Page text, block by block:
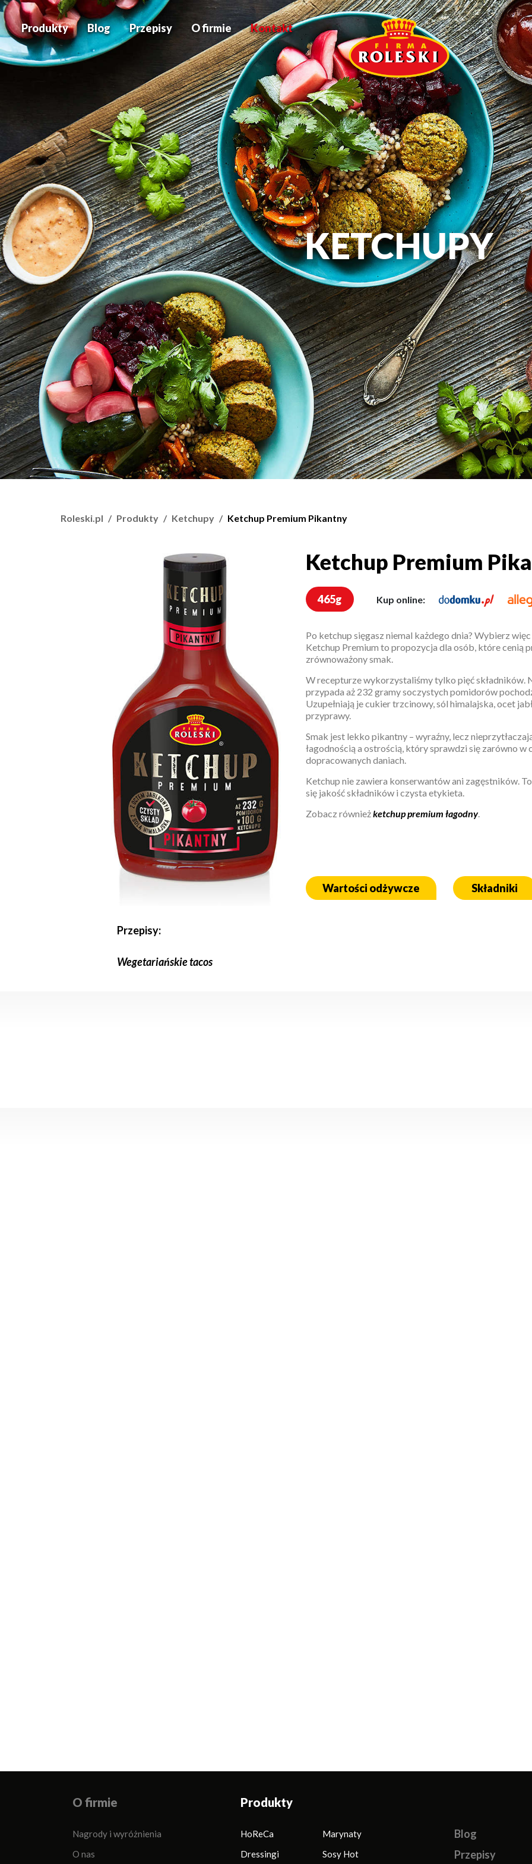
Produkty Blog Przepisy O firmie Kontakt
KETCHUPY
Roleski.pl Produkty Ketchupy Ketchup Premium Pikantny
Ketchup Premium
Ketchup Premium
465g Kup online:
Po ketchup sięgasz niemal każdego dnia? Wybierz
Ketchup Premium to propozycja dla osób, które cenią
zrównoważony smak.
W recepturze wykorzystaliśmy tylko pięć składników.
przypada aż 232 gramy soczystych pomidorów
Uzupełniają je cukier trzcinowy, sól himalajska, ocet
przyprawy.
Smak jest lekko pikantny – wyraźny, lecz
łagodnością a ostrością, który sprawdzi się zarówno
dopracowanych daniach.
Ketchup nie zawiera konserwantów ani zagęstników.
się jakość składników i czysta etykieta.
Zobacz równieżketchup premium łagodny.
Wartości odżywcze Składniki
Przepisy:
Wegetariańskie tacos
O firmie
Nagrody i wyróżnienia
O nas
Produkty
HoReCa
Dressingi
Marynaty
Sosy Hot
Blog
Przepisy